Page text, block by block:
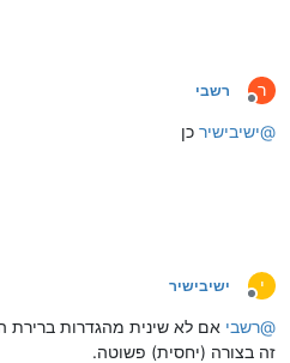
ר
מנותק
רשבי
@ישיבישיר כן
י
מנותק
ישיבישיר
@רשבי אם לא שינית מהגדרות
זה בצורה (יחסית) פשוטה.